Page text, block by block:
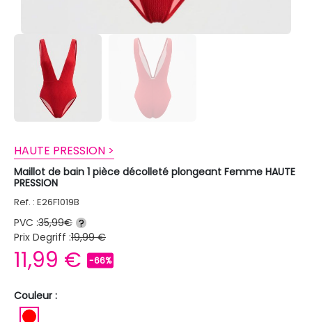
HAUTE PRESSION >
Maillot de bain 1 pièce décolleté plongeant Femme HAUTE
PRESSION
Ref. : E26F1019B
PVC :35,99€ ?
Prix Degriff :19,99 €
11,99 € -66%
Couleur :